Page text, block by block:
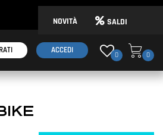
NOVITÀ SALDI
ACCEDI
0 0